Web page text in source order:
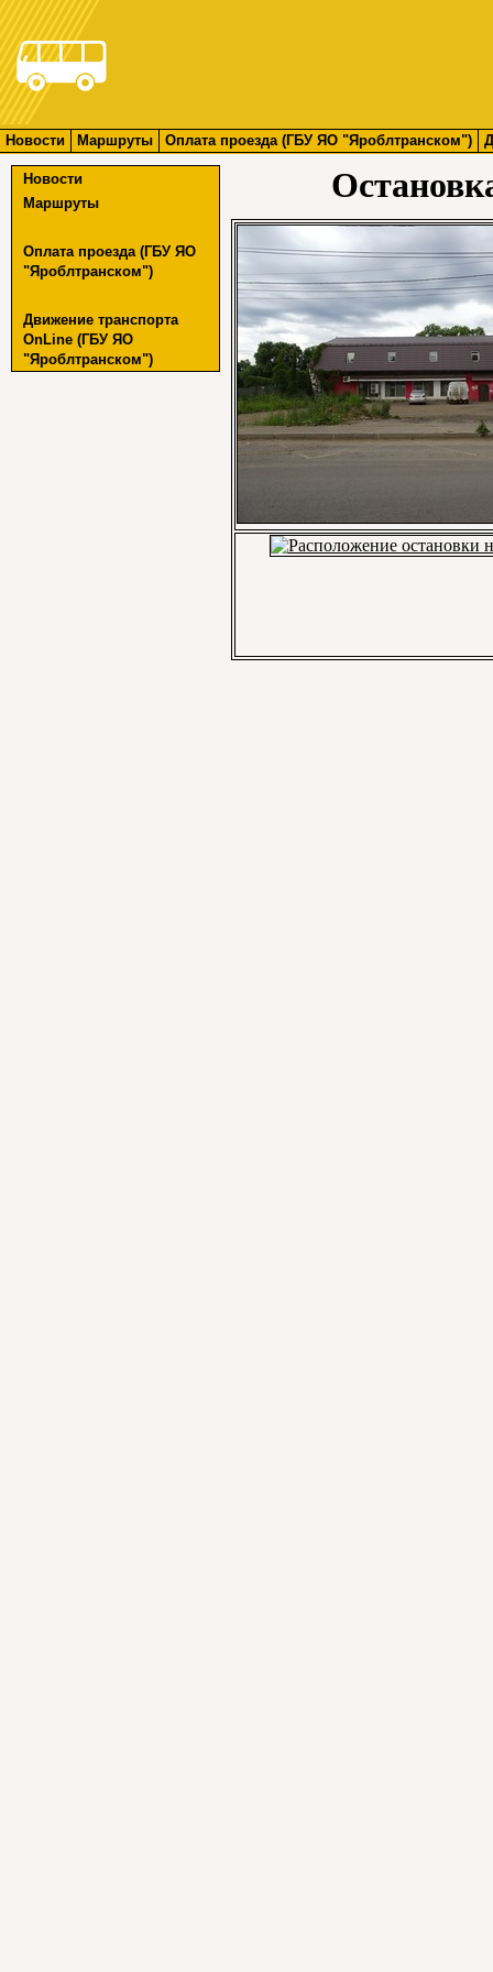
Новости Маршруты Оплата проезда (ГБУ ЯО "Яроблтранском")
Новости
Маршруты
Оплата проезда (ГБУ ЯО
"Яроблтранском")
Движение транспорта
OnLine (ГБУ ЯО
"Яроблтранском")